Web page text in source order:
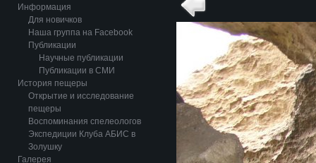
Информация
Для новичков
Наша группа на Facebook
Публикации
Научные публикации
Публикации в СМИ
История пещеры
Открытие и исследование
пещеры
Воспоминания спелеологов
Экспедиции Клуба АБИС в
Золушку
Галерея